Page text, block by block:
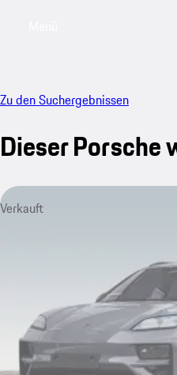
Zu den Suchergebnissen
Dieser Porsche
Verkauft